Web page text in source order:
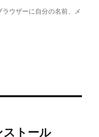
ウザーに自分の名前、メ
トール